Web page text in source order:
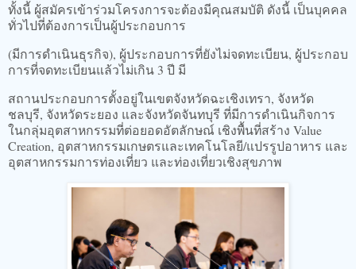
ทั้งนี้ ผู้สมัครเข้าร่วมโครงการจะต้องมีคุณสมบัติ ดังนี้ เป็นบุคคล
ทั่วไปที่ต้องการเป็นผู้ประกอบการ
(มีการดำเนินธุรกิจ), ผู้ประกอบการที่ยังไม่จดทะเบียน, ผู้ประกอบ
การที่จดทะเบียนแล้วไม่เกิน 3 ปี มี
สถานประกอบการตั้งอยู่ในเขตจังหวัดฉะเชิงเทรา, จังหวัด
ชลบุรี, จังหวัดระยอง และจังหวัดจันทบุรี ที่มีการดำเนินกิจการ
ในกลุ่มอุตสาหกรรมที่ต่อยอดอัตลักษณ์ เชิงพื้นที่สร้าง Value
Creation, อุตสาหกรรมเกษตรและเทคโนโลยี/แปรรูปอาหาร และ
อุตสาหกรรมการท่องเที่ยว และท่องเที่ยวเชิงสุขภาพ